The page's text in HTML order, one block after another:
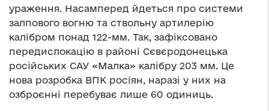
ураження. Насамперед йдеться про системи
залпового вогню та ствольну артилерію
калібром понад 122-мм. Так, зафіксовано
передислокацію в районі Сєвєродонецька
російських САУ «Малка» калібру 203 мм. Це
нова розробка ВПК росіян, наразі у них на
озброєнні перебуває лише 60 одиниць.